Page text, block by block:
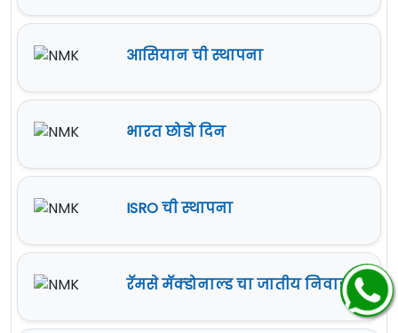
आसियान ची स्थापना
भारत छोडो दिन
ISRO ची स्थापना
रॅमसे मॅक्डोनाल्ड चा जातीय निवाडा.